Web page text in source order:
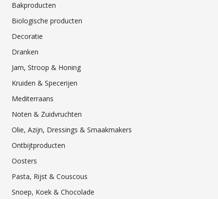
Bakproducten
Biologische producten
Decoratie
Dranken
Jam, Stroop & Honing
Kruiden & Specerijen
Mediterraans
Noten & Zuidvruchten
Olie, Azijn, Dressings & Smaakmakers
Ontbijtproducten
Oosters
Pasta, Rijst & Couscous
Snoep, Koek & Chocolade